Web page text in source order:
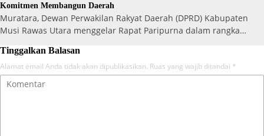
Komitmen Membangun Daerah
Muratara, Dewan Perwakilan Rakyat Daerah (DPRD) Kabupaten
Musi Rawas Utara menggelar Rapat Paripurna dalam rangka…
Tinggalkan Balasan
Alamat email Anda tidak akan dipublikasikan. Ruas yang wajib ditandai *